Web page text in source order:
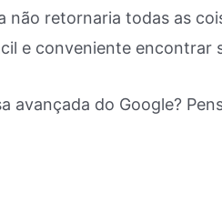
não retornaria todas as
e conveniente encontrar
avançada do Google?